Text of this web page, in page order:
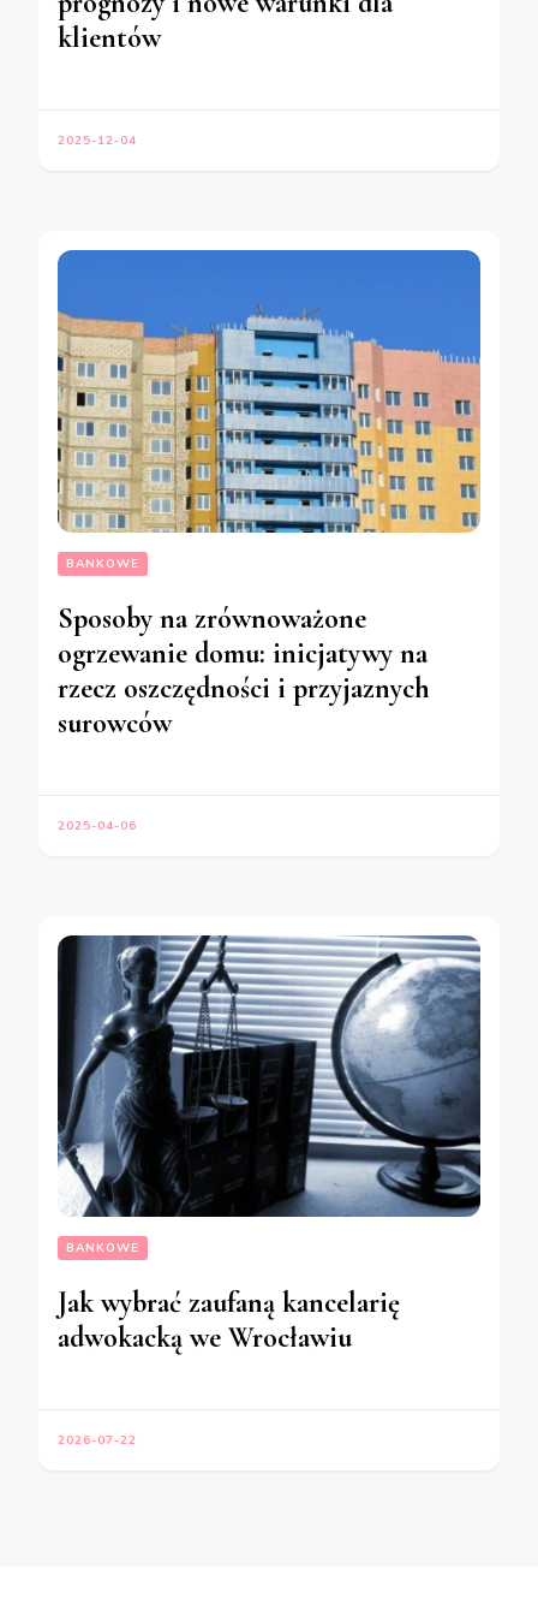
klientów
2025-12-04
BANKOWE
Sposoby na zrównoważone
ogrzewanie domu: inicjatywy na
rzecz oszczędności i przyjaznych
surowców
2025-04-06
BANKOWE
Jak wybrać zaufaną kancelarię
adwokacką we Wrocławiu
2026-07-22